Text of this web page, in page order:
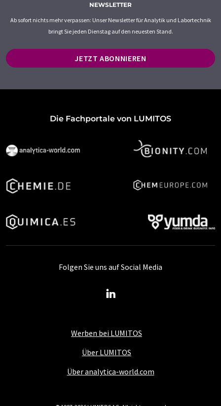
NEWSLETTER
Ab sofort nichts mehr verpassen: Unser Newsletter für Analytik und Labortechnik
bringt Sie jeden Dienstag auf den neuesten Stand.
JETZT ABONNIEREN
Die Fachportale von LUMITOS
Werben bei LUMITOS
Über LUMITOS
Über analytica-world.com
Folgen Sie uns auf Social Media